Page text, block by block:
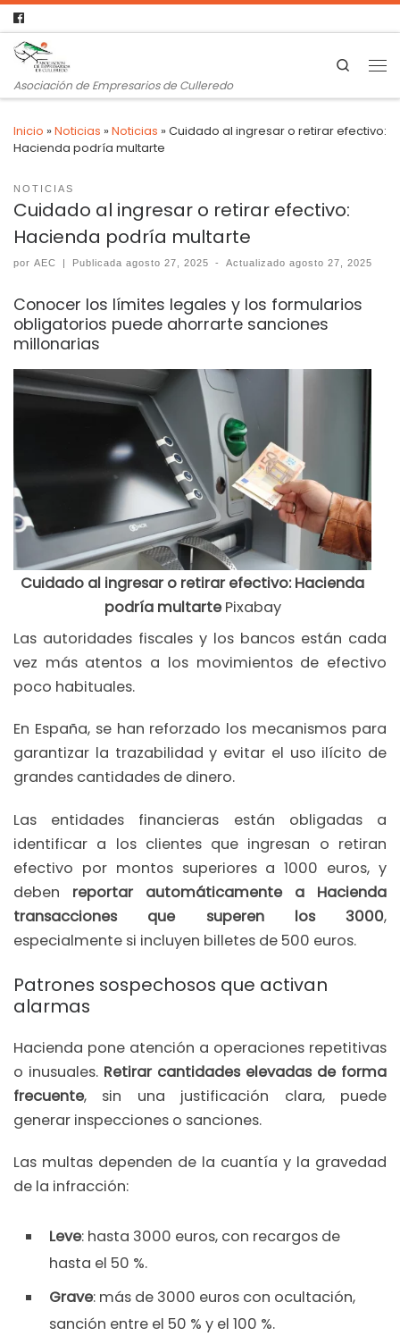
Asociación de Empresarios de Culleredo
Search
Inicio »Noticias »Noticias »Cuidado al ingresar o retirar efectivo:
Hacienda podría multarte
NOTICIAS
Cuidado al ingresar o retirar efectivo:
Hacienda podría multarte
por AEC | Publicadaagosto 27, 2025 - Actualizadoagosto 27, 2025
Conocer los límites legales y los formularios
obligatorios puede ahorrarte sanciones
millonarias
Cuidado al ingresar o retirar efectivo: Hacienda
podría multartePixabay
Las autoridades fiscales y los bancos están cada
vez más atentos a los movimientos de efectivo
poco habituales.
En España, se han reforzado los mecanismos para
garantizar la trazabilidad y evitar el uso ilícito de
grandes cantidades de dinero.
Las entidades financieras están obligadas a
identificar a los clientes que ingresan o retiran
efectivo por montos superiores a 1000 euros, y
deben reportar automáticamente a Hacienda
transacciones que superen los 3000,
especialmente si incluyen billetes de 500 euros.
Patrones sospechosos que activan
alarmas
Hacienda pone atención a operaciones repetitivas
o inusuales. Retirar cantidades elevadas de forma
frecuente, sin una justificación clara, puede
generar inspecciones o sanciones.
Las multas dependen de la cuantía y la gravedad
de la infracción:
Leve: hasta 3000 euros, con recargos de
hasta el 50 %.
Grave: más de 3000 euros con ocultación,
sanción entre el 50 % y el 100 %.